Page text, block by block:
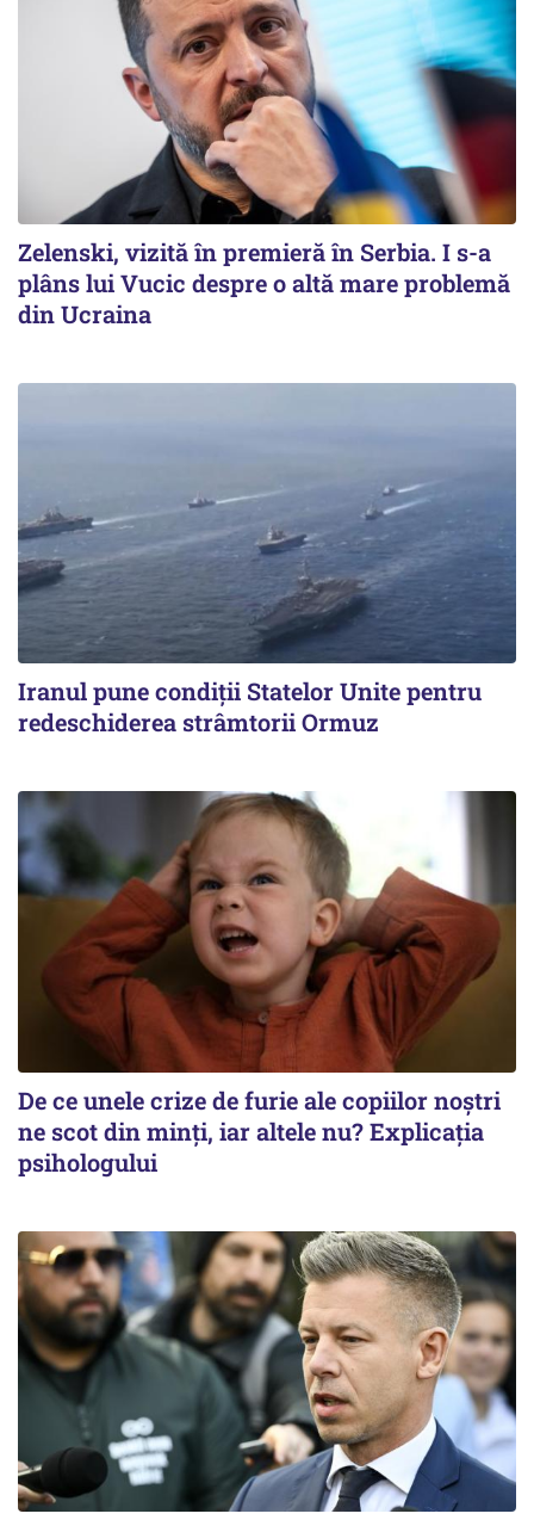
Zelenski, vizită în premieră în Serbia. I s-a
plâns lui Vucic despre o altă mare problemă
din Ucraina
Iranul pune condiții Statelor Unite pentru
redeschiderea strâmtorii Ormuz
De ce unele crize de furie ale copiilor noștri
ne scot din minți, iar altele nu? Explicația
psihologului